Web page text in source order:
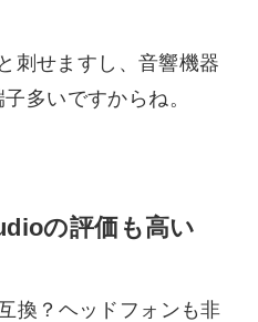
刺せますし、音響機器
多いですからね。
の評価も高い
換？ヘッドフォンも非